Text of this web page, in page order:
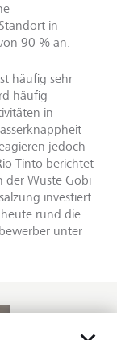
in
90 % an.
häufig sehr
häufig
in
jedoch
Tinto berichtet
der Wüste Gobi
investiert
rund die
unter